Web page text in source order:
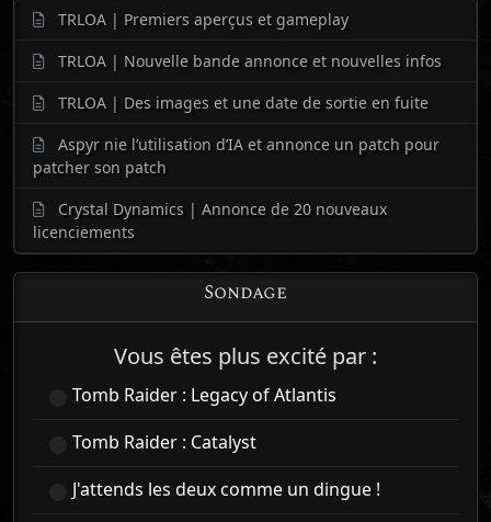
TRLOA | Premiers aperçus et gameplay
TRLOA | Nouvelle bande annonce et nouvelles infos
TRLOA | Des images et une date de sortie en fuite
Aspyr nie l’utilisation d’IA et annonce un patch pour
patcher son patch
Crystal Dynamics | Annonce de 20 nouveaux
licenciements
Sondage
Vous êtes plus excité par :
Tomb Raider : Legacy of Atlantis
Tomb Raider : Catalyst
J'attends les deux comme un dingue !